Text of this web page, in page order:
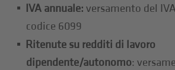
IVA annuale: versamento del
codice 6099
Ritenute su redditi di lavoro
dipendente/autonomo: